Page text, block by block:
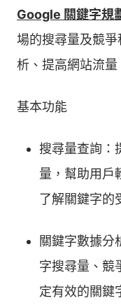
Google 關鍵字規
場的搜尋量及競
析、提高網站流量
基本功能
搜尋量查詢：
量，幫助用戶
了解關鍵字的
關鍵字數據分
字搜尋量、競
定有效的關鍵